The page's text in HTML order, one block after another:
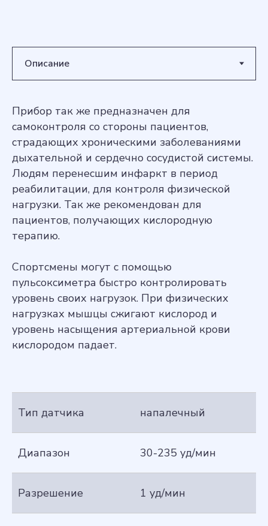
Прибор так же предназначен для
самоконтроля со стороны пациентов,
страдающих хроническими заболеваниями
дыхательной и сердечно сосудистой системы.
Людям перенесшим инфаркт в период
реабилитации, для контроля физической
нагрузки. Так же рекомендован для
пациентов, получающих кислородную
терапию.
Спортсмены могут с помощью
пульсоксиметра быстро контролировать
уровень своих нагрузок. При физических
нагрузках мышцы сжигают кислород и
уровень насыщения артериальной крови
кислородом падает.
Тип датчика напалечный
Диапазон 30-235 уд/мин
Разрешение 1 уд/мин